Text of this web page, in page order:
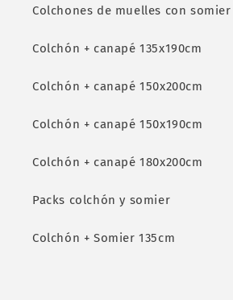
Colchones de muelles con somier
Colchón + canapé 135x190cm
Colchón + canapé 150x200cm
Colchón + canapé 150x190cm
Colchón + canapé 180x200cm
Packs colchón y somier
Colchón + Somier 135cm